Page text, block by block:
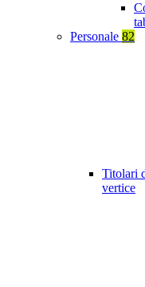
Personale 82
Titolari
vertice